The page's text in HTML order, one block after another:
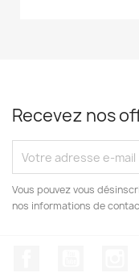
Recevez nos
Vous pouvez vous
nos informations de